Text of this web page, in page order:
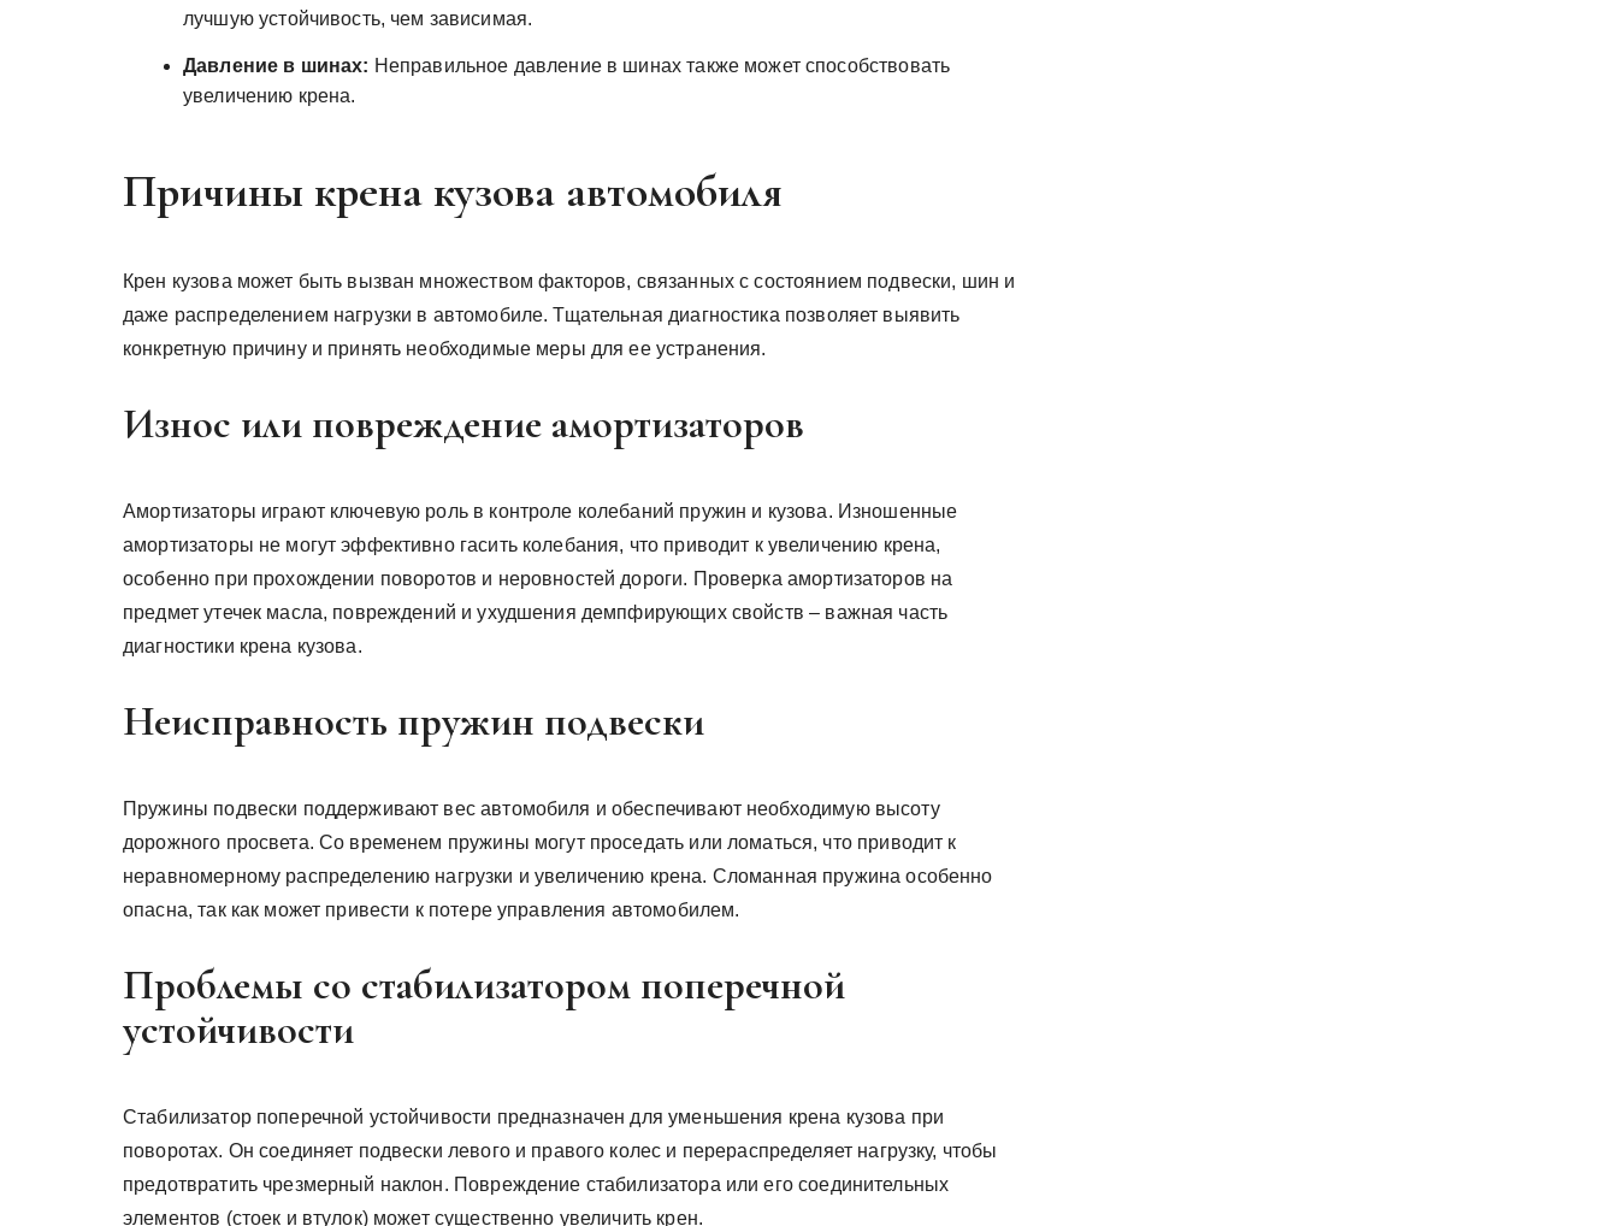
лучшую устойчивость, чем зависимая.
Давление в шинах: Неправильное давление в шинах также может способствовать
увеличению крена.
Причины крена кузова автомобиля
Крен кузова может быть вызван множеством факторов, связанных с состоянием подвески, шин и
даже распределением нагрузки в автомобиле. Тщательная диагностика позволяет выявить
конкретную причину и принять необходимые меры для ее устранения.
Износ или повреждение амортизаторов
Амортизаторы играют ключевую роль в контроле колебаний пружин и кузова. Изношенные
амортизаторы не могут эффективно гасить колебания, что приводит к увеличению крена,
особенно при прохождении поворотов и неровностей дороги. Проверка амортизаторов на
предмет утечек масла, повреждений и ухудшения демпфирующих свойств – важная часть
диагностики крена кузова.
Неисправность пружин подвески
Пружины подвески поддерживают вес автомобиля и обеспечивают необходимую высоту
дорожного просвета. Со временем пружины могут проседать или ломаться, что приводит к
неравномерному распределению нагрузки и увеличению крена. Сломанная пружина особенно
опасна, так как может привести к потере управления автомобилем.
Проблемы со стабилизатором поперечной
устойчивости
Стабилизатор поперечной устойчивости предназначен для уменьшения крена кузова при
поворотах. Он соединяет подвески левого и правого колес и перераспределяет нагрузку, чтобы
предотвратить чрезмерный наклон. Повреждение стабилизатора или его соединительных
элементов (стоек и втулок) может существенно увеличить крен.